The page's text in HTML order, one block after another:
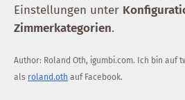
Einstellungen unter
Zimmerkategorien.
Author: Roland Oth, igumbi.com. Ich bin auf
als roland.oth auf Facebook.